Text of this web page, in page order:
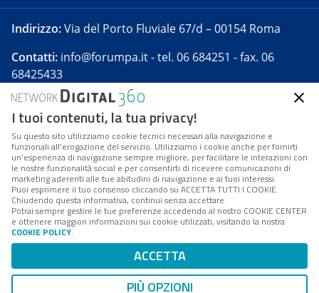
Indirizzo:Via del Porto Fluviale 67/d – 00154 Roma
Contatti: info@forumpa.it- tel. 06 684251 - fax. 06
68425433
Forumpa.itè una pubblicazione telematica iscritta
presso Registro della stampa del Tribunale di Roma -
Reg. n. 182 del 2 maggio 2008 - Direttore resp. Michela
Stentella
FPA s.r.l. è società soggetta a Direzione e
Coordinamento da parte di Digital360 S.p.A. - FPA s.r.l.
è un'azienda certificata per il sistema di management
Codice Fiscale/Partita IVA n. 10693191008 - R.E.A. Roma
n. 1249791. ISP AWS
Mappa del sito
I tuoi contenuti, la tua privacy!
Su questo sito utilizziamo cookie tecnici necessari alla navigazione e
funzionali all’erogazione del servizio. Utilizziamo i cookie anche per fornirti
un’esperienza di navigazione sempre migliore, per facilitare le interazioni con
le nostre funzionalità social e per consentirti di ricevere comunicazioni di
marketing aderenti alle tue abitudini di navigazione e ai tuoi interessi.
Puoi esprimere il tuo consenso cliccando su ACCETTA TUTTI I COOKIE.
Chiudendo questa informativa, continui senza accettare.
Potrai sempre gestire le tue preferenze accedendo al nostro COOKIE CENTER
e ottenere maggiori informazioni sui cookie utilizzati, visitando la nostra
COOKIE POLICY.
ACCETTA
PIÙ OPZIONI